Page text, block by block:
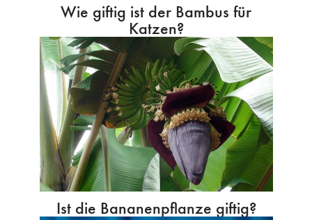
Wie giftig ist der Bambus für
Katzen?
Ist die Bananenpflanze giftig?